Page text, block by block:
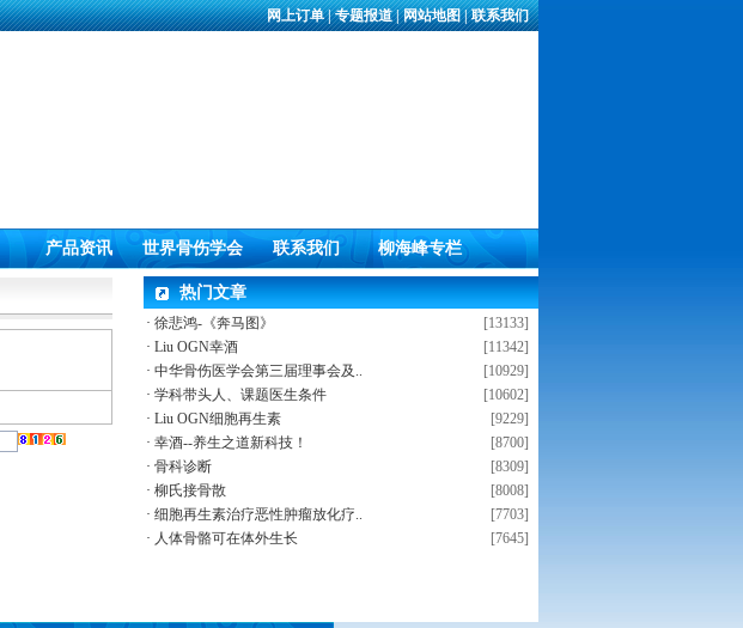
网上订单|专题报道|网站地图|联系我们
产品资讯 世界骨伤学会 联系我们 柳海峰专栏
热门文章
[13133]
· 徐悲鸿-《奔马图》
[11342]
· Liu OGN幸酒
[10929]
· 中华骨伤医学会第三届理事会及..
[10602]
· 学科带头人、课题医生条件
[9229]
· Liu OGN细胞再生素
[8700]
· 幸酒--养生之道新科技！
[8309]
· 骨科诊断
[8008]
· 柳氏接骨散
[7703]
· 细胞再生素治疗恶性肿瘤放化疗..
[7645]
· 人体骨骼可在体外生长